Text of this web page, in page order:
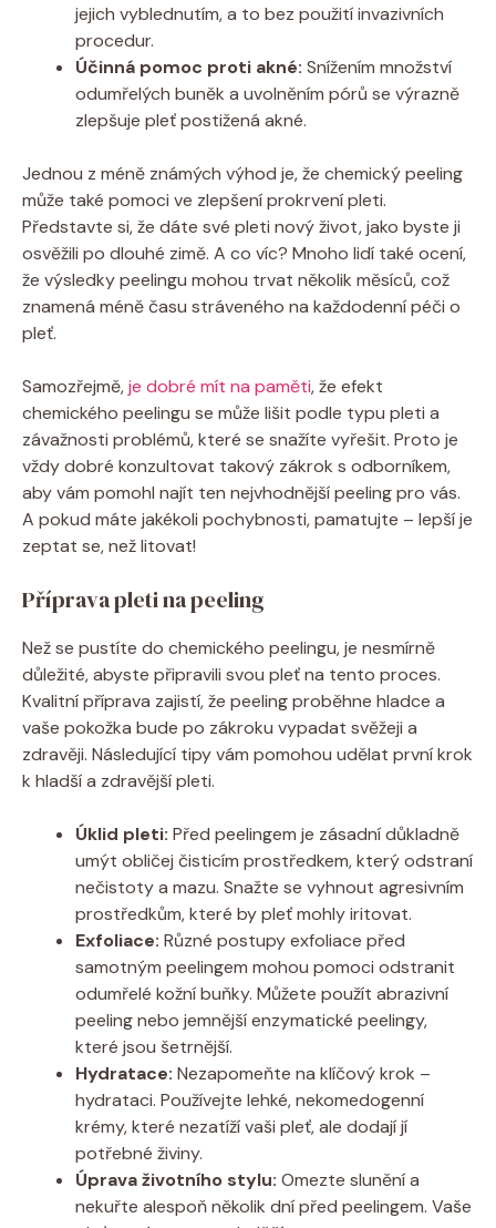
jejich vyblednutím, a to bez použití invazivních
procedur.
Účinná pomoc proti akné: Snížením množství
odumřelých buněk a uvolněním pórů se výrazně
zlepšuje pleť postižená akné.
Jednou z méně známých výhod je, že chemický peeling
může také pomoci ve zlepšení prokrvení pleti.
Představte si, že dáte své pleti nový život, jako byste ji
osvěžili po dlouhé zimě. A co víc? Mnoho lidí také ocení,
že výsledky peelingu mohou trvat několik měsíců, což
znamená méně času stráveného na každodenní péči o
pleť.
Samozřejmě,je dobré mít na paměti, že efekt
chemického peelingu se může lišit podle typu pleti a
závažnosti problémů, které se snažíte vyřešit. Proto je
vždy dobré konzultovat takový zákrok s odborníkem,
aby vám pomohl najít ten nejvhodnější peeling pro vás.
A pokud máte jakékoli pochybnosti, pamatujte – lepší je
zeptat se, než litovat!
Příprava pleti na peeling
Než se pustíte do chemického peelingu, je nesmírně
důležité, abyste připravili svou pleť na tento proces.
Kvalitní příprava zajistí, že peeling proběhne hladce a
vaše pokožka bude po zákroku vypadat svěžeji a
zdravěji. Následující tipy vám pomohou udělat první krok
k hladší a zdravější pleti.
Úklid pleti: Před peelingem je zásadní důkladně
umýt obličej čisticím prostředkem, který odstraní
nečistoty a mazu. Snažte se vyhnout agresivním
prostředkům, které by pleť mohly iritovat.
Exfoliace: Různé postupy exfoliace před
samotným peelingem mohou pomoci odstranit
odumřelé kožní buňky. Můžete použít abrazivní
peeling nebo jemnější enzymatické peelingy,
které jsou šetrnější.
Hydratace: Nezapomeňte na klíčový krok –
hydrataci. Používejte lehké, nekomedogenní
krémy, které nezatíží vaši pleť, ale dodají jí
potřebné živiny.
Úprava životního stylu: Omezte slunění a
nekuřte alespoň několik dní před peelingem. Vaše